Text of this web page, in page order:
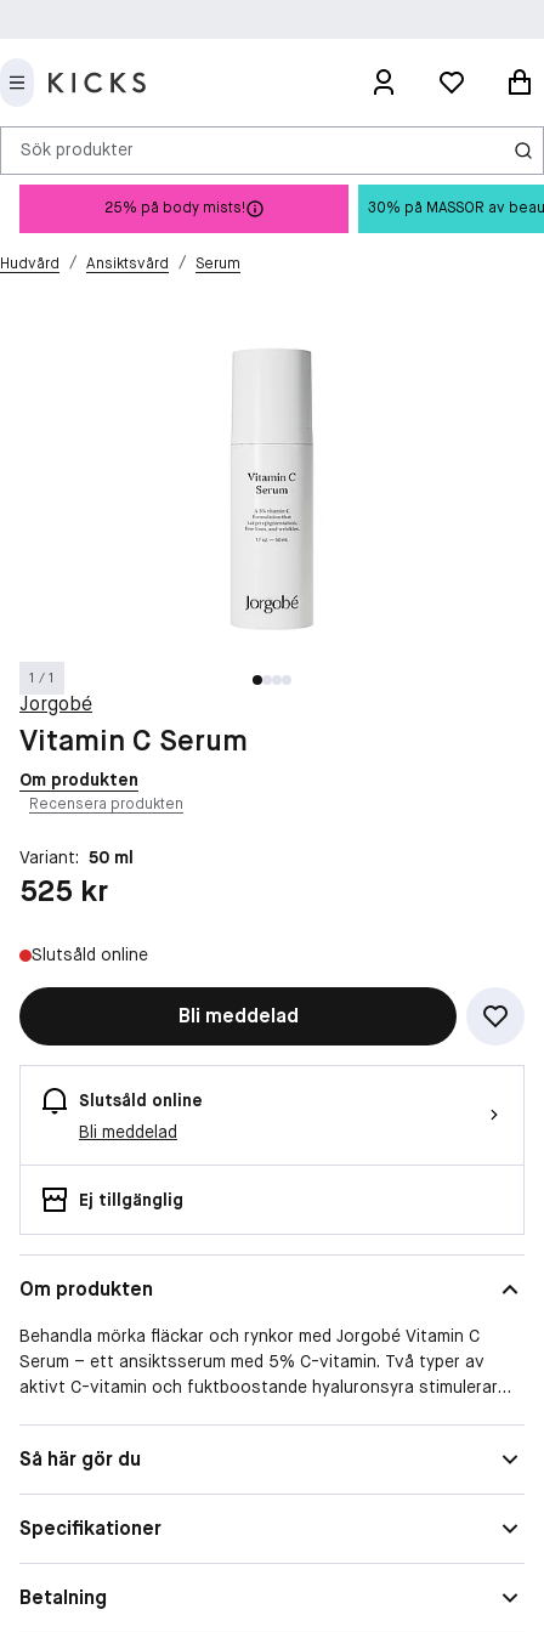
Sök produkter
25% på body mists! 30% på MASSOR av
Hudvård / Ansiktsvård / Serum
1 / 1
Jorgobé
Vitamin C Serum
Om produkten
Recensera produkten
Variant: 50 ml
Pris: 525 kr
525 kr
Slutsåld online
Bli meddelad
Slutsåld online
Bli meddelad
Ej tillgänglig
Om produkten
Behandla mörka fläckar och rynkor med Jorgobé Vitamin C
Serum – ett ansiktsserum med 5% C-vitamin. Två typer av
aktivt C-vitamin och fuktboostande hyaluronsyra stimulerar
återställa hudens elasticitet och fasthet, vilket gör fina linjer
och rynkor mindre framträdande.
Panthenol har återfuktande och lugnande egenskaper och
verkar fuktbindande – för en hud som känns mjuk, len och
smidig. Serumet är perfekt för dig som vill arbeta på en ojämn
hudton, pigmenteringar och ålderstecken.
Så här gör du
Specifikationer
Betalning